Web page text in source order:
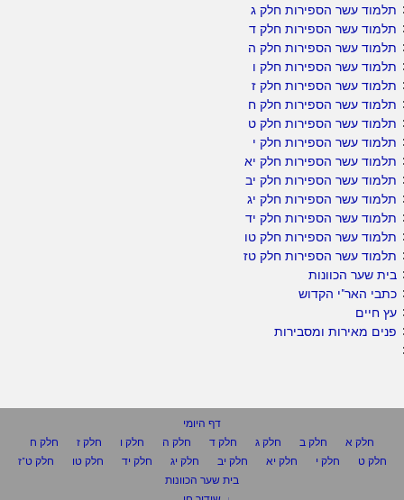
תלמוד עשר הספירות חלק ג
תלמוד עשר הספירות חלק ד
תלמוד עשר הספירות חלק ה
תלמוד עשר הספירות חלק ו
תלמוד עשר הספירות חלק ז
תלמוד עשר הספירות חלק ח
תלמוד עשר הספירות חלק ט
תלמוד עשר הספירות חלק י
תלמוד עשר הספירות חלק יא
תלמוד עשר הספירות חלק יב
תלמוד עשר הספירות חלק יג
תלמוד עשר הספירות חלק יד
תלמוד עשר הספירות חלק טו
תלמוד עשר הספירות חלק טז
בית שער הכוונות
כתבי האר"י הקדוש
עץ חיים
פנים מאירות ומסבירות
דף היומי
חלק א
חלק ב חלק ג חלק ד חלק ה חלק ו חלק ז
חלק ח
חלק ט
חלק י חלק יא חלק יב חלק יג חלק יד חלק טו
חלק ט"ז
בית שער הכוונות